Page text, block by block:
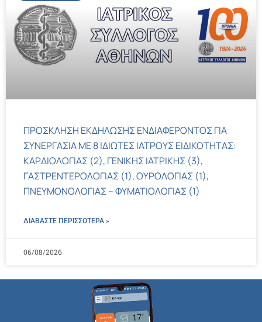
ΠΡΟΣΚΛΗΣΗ ΕΚΔΗΛΩΣΗΣ ΕΝΔΙΑΦΕΡΟΝΤΟΣ ΓΙΑ
ΣΥΝΕΡΓΑΣΙΑ ΜΕ 8 ΙΔΙΩΤΕΣ ΙΑΤΡΟΥΣ ΕΙΔΙΚΟΤΗΤΑΣ:
ΚΑΡΔΙΟΛΟΓΙΑΣ (2), ΓΕΝΙΚΗΣ ΙΑΤΡΙΚΗΣ (3),
ΓΑΣΤΡΕΝΤΕΡΟΛΟΓΙΑΣ (1), ΟΥΡΟΛΟΓΙΑΣ (1),
ΠΝΕΥΜΟΝΟΛΟΓΙΑΣ – ΦΥΜΑΤΙΟΛΟΓΙΑΣ (1)
ΔΙΑΒΑΣΤΕ ΠΕΡΙΣΣΌΤΕΡΑ »
06/08/2026